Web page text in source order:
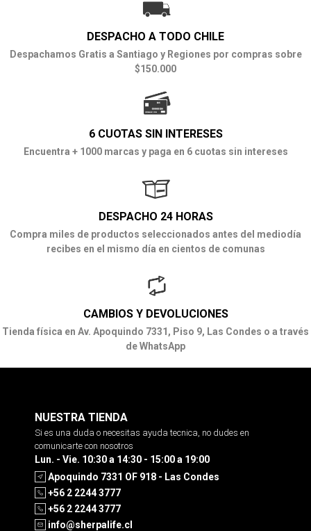
DESPACHO A TODO CHILE
Despachamos Gratis a Santiago y Regiones por compras sobre
$150.000
6 CUOTAS SIN INTERESES
Encuentra + 1000 marcas y paga en 6 cuotas sin intereses
DESPACHO 24 HORAS
Compra miles de productos seleccionados antes del mediodía
recibes en el mismo día en cientos de comunas
CAMBIOS Y DEVOLUCIONES
Tienda física en Av. Apoquindo 7331, Piso 9, Las Condes o a través
de WhatsApp
NUESTRA TIENDA
Si es una duda o necesitas ayuda tecnica, no dudes en
comunicarte con nosotros
Lun. - Vie. 10:30 a 14:30 - 15:00 a 19:00
Apoquindo 7331 OF 918 - Las Condes
+56 2 2244 3777
+56 2 2244 3777
info@sherpalife.cl